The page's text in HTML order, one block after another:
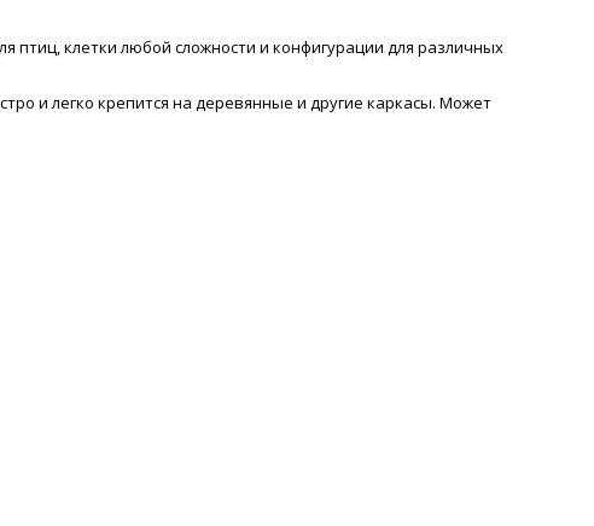
клетки любой сложности и конфигурации для различных
и легко крепится на деревянные и другие каркасы. Может